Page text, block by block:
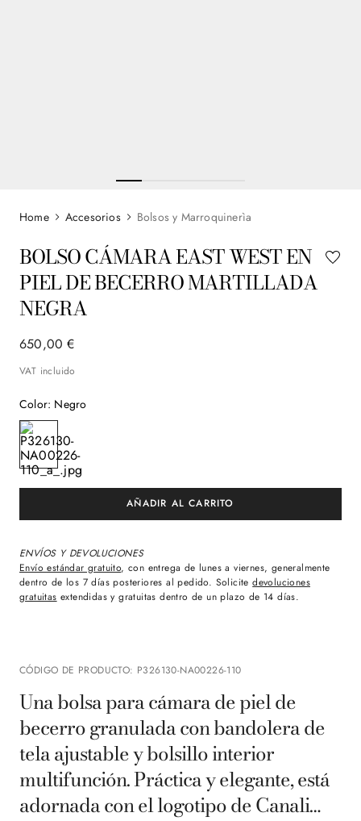
Accesorios Bolsos y Marroquinerìa
BOLSO CÁMARA EAST WEST EN
PIEL DE BECERRO MARTILLADA
NEGRA
650,00 €
VAT incluido
Color: Negro
ENVÍOS Y DEVOLUCIONES
Envío estándar gratuito, con entrega de lunes a viernes, generalmente
dentro de los 7 días posteriores al pedido. Solicitedevoluciones
gratuitas extendidas y gratuitas dentro de un plazo de 14 días.
CÓDIGO DE PRODUCTO: P326130-NA00226-110
Una bolsa para cámara de piel de
becerro granulada con bandolera de
tela ajustable y bolsillo interior
multifunción. Práctica y elegante, está
adornada con el logotipo de Canali